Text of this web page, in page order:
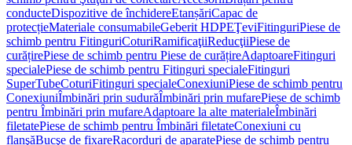
conducteDispozitive de închidereEtanșăriCapac de
protecțieMateriale consumabileGeberit HDPEŢeviFitinguriPiese de
schimb pentru FitinguriCoturiRamificaţiiReducţiiPiese de
curățirePiese de schimb pentru Piese de curățireAdaptoareFitinguri
specialePiese de schimb pentru Fitinguri specialeFitinguri
SuperTubeCoturiFitinguri specialeConexiuniPiese de schimb pentru
ConexiuniÎmbinări prin sudurăÎmbinări prin mufarePiese de schimb
pentru Îmbinări prin mufareAdaptoare la alte materialeÎmbinări
filetatePiese de schimb pentru Îmbinări filetateConexiuni cu
flanşăBucşe de fixareRacorduri de aparatePiese de schimb pentru